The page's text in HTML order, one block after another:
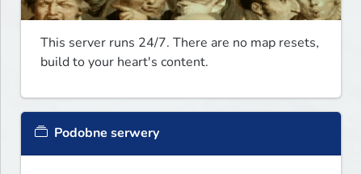
This server runs 24/7. There are no map resets,
build to your heart's content.
Podobne serwery